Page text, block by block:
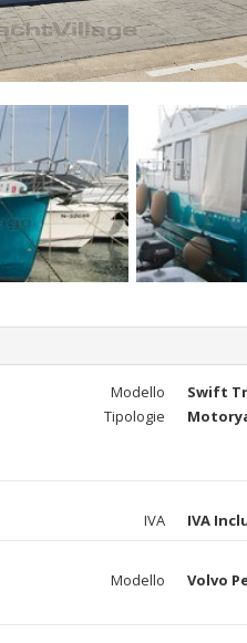
Modello Swift
Tipologie
IVA IVA
Modello Volvo